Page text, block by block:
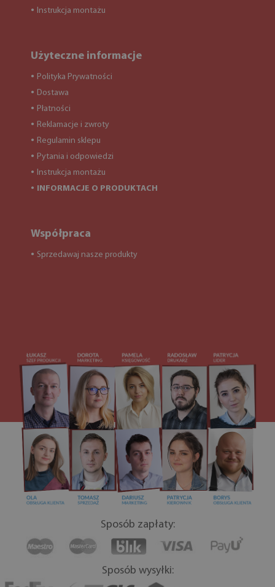
● Instrukcja montażu
Użyteczne informacje
● Polityka Prywatności
● Dostawa
● Płatności
● Reklamacje i zwroty
● Regulamin sklepu
● Pytania i odpowiedzi
● Instrukcja montażu
● INFORMACJE O PRODUKTACH
Współpraca
● Sprzedawaj nasze produkty
Sposób zapłaty:
Sposób wysyłki: